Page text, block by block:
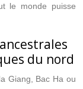
le monde puisse
du nord
Giang, Bac Ha ou